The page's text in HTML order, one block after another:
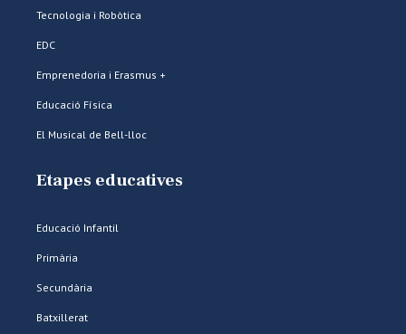
Tecnologia i Robòtica
EDC
Emprenedoria i Erasmus +
Educació Física
El Musical de Bell-lloc
Etapes educatives
Educació Infantil
Primària
Secundària
Batxillerat